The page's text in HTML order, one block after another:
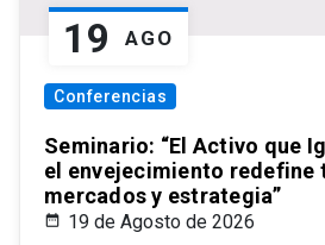
19 AGO
Conferencias
Seminario: “El Activo que
el envejecimiento redefine
mercados y estrategia”
19 de Agosto de 2026